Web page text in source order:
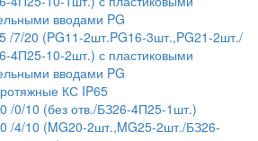
вводами PG
/7/20 (PG11-2шт.PG16-3шт.,PG21-2шт./
4П25-10-2шт.) с пластиковыми
вводами PG
КС IP65
/0/10 (без отв./БЗ26-4П25-1шт.)
/4/10 (MG20-2шт.,MG25-2шт./БЗ26-